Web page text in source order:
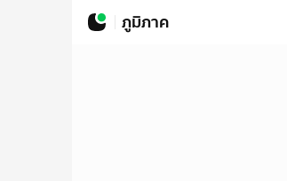
ภูมิภาค